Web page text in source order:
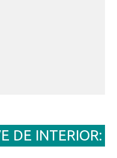
DE INTERIOR: